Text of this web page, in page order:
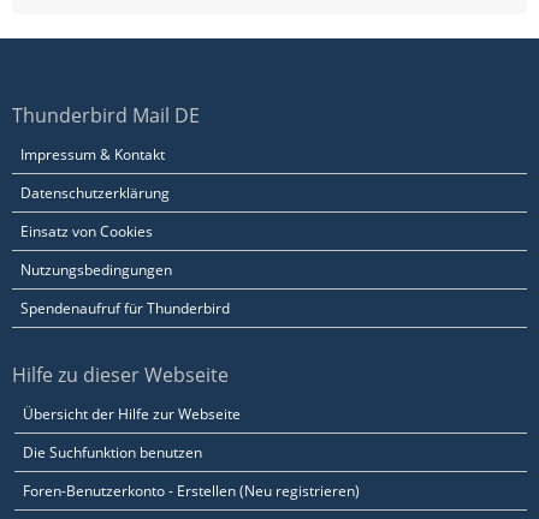
Thunderbird Mail DE
Impressum & Kontakt
Datenschutzerklärung
Einsatz von Cookies
Nutzungsbedingungen
Spendenaufruf für Thunderbird
Hilfe zu dieser Webseite
Übersicht der Hilfe zur Webseite
Die Suchfunktion benutzen
Foren-Benutzerkonto - Erstellen (Neu registrieren)